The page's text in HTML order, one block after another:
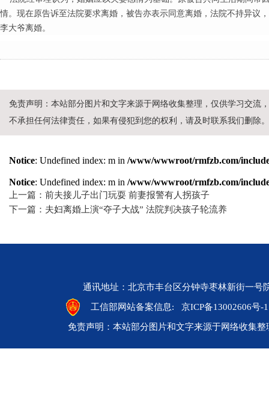
情。现在原告诉至法院要求离婚，被告亦表示同意离婚，法院不持异议
李大爷离婚。
免责声明：本站部分图片和文字来源于网络收集整理，仅供学习交流
不承担任何法律责任，如果有侵犯到您的权利，请及时联系我们删除。
Notice: Undefined index: m in /www/wwwroot/rmfzb.com/
Notice: Undefined index: m in /www/wwwroot/rmfzb.com/
上一篇：前夫接儿子出门玩耍 前妻报警有人拐孩子
下一篇：夫妇离婚上演“夺子大战” 法院判决孩子轮流养
通讯地址：北京市丰台区分钟寺枣林新街一
工信部网站备案信息: 京ICP备13002606号-1
免责声明：本站部分图片和文字来源于网络收集